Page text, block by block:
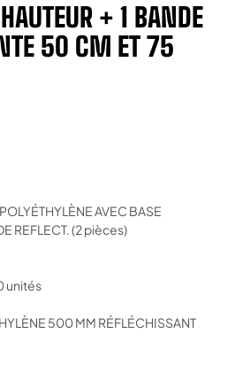
+ 1 BANDE
50 CM ET 75
AVEC BASE
REFLECT. (2 pièces)
unités
500 MM RÉFLÉCHISSANT